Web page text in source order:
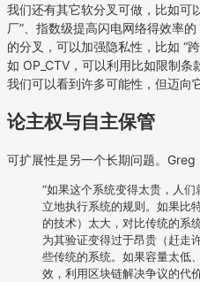
我们还有其它软分叉可做，比如可
厂”、指数级提高闪电网络得效率
的分叉，可以加强隐私性，比如 “
如 OP_CTV，可以利用比如限制条
我们可以看到许多可能性，但迈向
论主权与自主保管
可扩展性是另一个长期问题。
“如果这个系统变得太贵，人
立地执行系统的规则。如果比
的技术）太大，对比传统的系
为其验证变得过于昂贵（赶走
些传统的系统。如果容量太低
效，利用区块链解决争议的代